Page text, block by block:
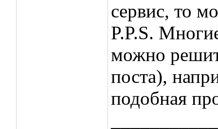
сервис, то
P.P.S.
можно
поста),
подобная